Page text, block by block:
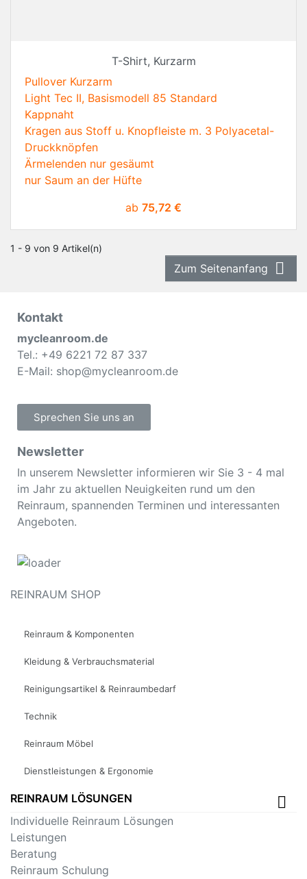
T-Shirt, Kurzarm
Pullover Kurzarm
Light Tec II, Basismodell 85 Standard
Kappnaht
Kragen aus Stoff u. Knopfleiste m. 3 Polyacetal-
Druckknöpfen
Ärmelenden nur gesäumt
nur Saum an der Hüfte
ab Preis
75,72 €
1 - 9 von 9 Artikel(n)
Zum Seitenanfang 
Kontakt
mycleanroom.de
Tel.: +49 6221 72 87 337
E-Mail: shop@mycleanroom.de
Sprechen Sie uns an
Newsletter
In unserem Newsletter informieren wir Sie 3 - 4 mal
im Jahr zu aktuellen Neuigkeiten rund um den
Reinraum, spannenden Terminen und interessanten
Angeboten.
REINRAUM SHOP
Reinraum & Komponenten
Kleidung & Verbrauchsmaterial
Reinigungsartikel & Reinraumbedarf
Technik
Reinraum Möbel
Dienstleistungen & Ergonomie
REINRAUM LÖSUNGEN
Individuelle Reinraum Lösungen
Leistungen
Beratung
Reinraum Schulung